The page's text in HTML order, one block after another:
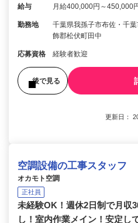
給与 月給400,000円～450,000
勤務地
千葉県我孫子市布佐・千
飾郡松伏町田中
応募資格 経験者歓迎
後で見る
更新日：
空調設備の工事スタッフ
オカモト空調
正社員
未経験OK！週休2日制で月収
し！室内作業メイン！安定し